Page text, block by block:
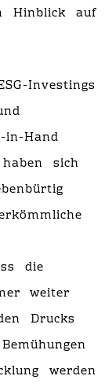
Hinblick auf
Investings
Hand
sich
die
weiter
Drucks
werden